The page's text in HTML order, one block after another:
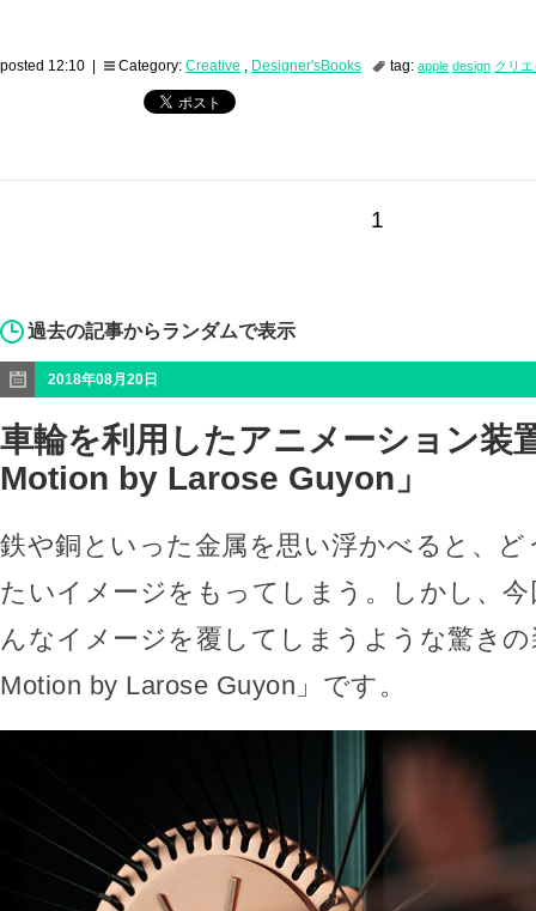
posted 12:10 | Category: Creative , Designer'sBooks tag: apple design クリ
1
過去の記事からランダムで表示
2018年08月20日
車輪を利用したアニメーション装
Motion by Larose Guyon」
鉄や銅といった金属を思い浮かべると、
たいイメージをもってしまう。しかし、
んなイメージを覆してしまうような驚き
Motion by Larose Guyon」です。